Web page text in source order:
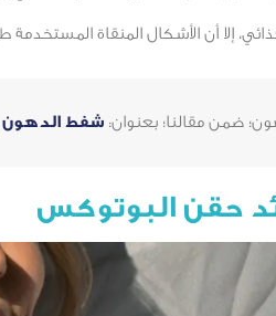
إلا أن الأشكال المنقاة المستخدمة
ضمن مقالنا؛ بعنوان: شفط الدهون
حقن البوتوكس